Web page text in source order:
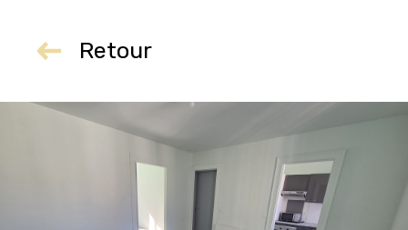
Retour